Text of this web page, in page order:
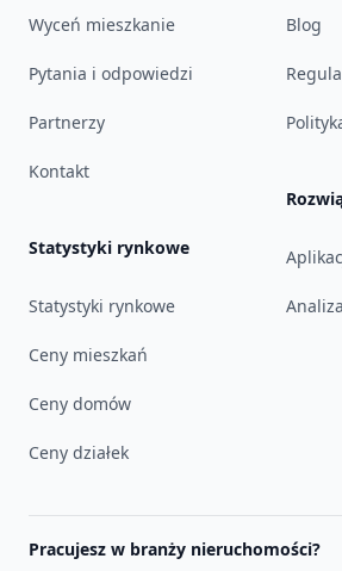
Wyceń mieszkanie
Pytania i odpowiedzi
Partnerzy
Kontakt
Statystyki rynkowe
Statystyki rynkowe
Ceny mieszkań
Ceny domów
Ceny działek
Blog
Pracujesz w branży nieruchomości?